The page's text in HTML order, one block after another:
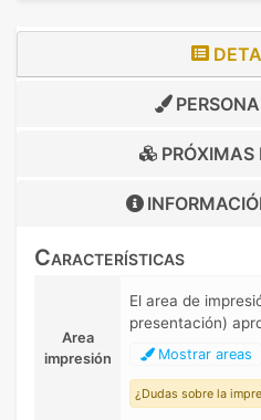
Características
Area
impresión
El area de
presentación)
Mostrar areas
¿Dudas sobre la